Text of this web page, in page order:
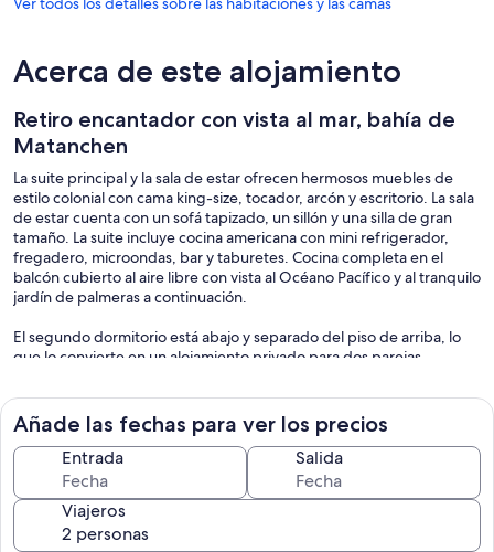
Acerca de este alojamiento
Retiro encantador con vista al mar, bahía de
Matanchen
La suite principal y la sala de estar ofrecen hermosos muebles de
estilo colonial con cama king-size, tocador, arcón y escritorio. La sala
de estar cuenta con un sofá tapizado, un sillón y una silla de gran
tamaño. La suite incluye cocina americana con mini refrigerador,
fregadero, microondas, bar y taburetes. Cocina completa en el
balcón cubierto al aire libre con vista al Océano Pacífico y al tranquilo
jardín de palmeras a continuación.
El segundo dormitorio está abajo y separado del piso de arriba, lo
que lo convierte en un alojamiento privado para dos parejas.
El baño redondo tiene una enorme ducha de azulejos con vista al
mar. Hay una suite separada más pequeña en la planta baja con
acceso a la cocina. La suite de abajo tiene una cama queen size, aire
acondicionado y baño con vista al mar desde la ducha. Tiene su
propio patio con vista al mar y al jardín.
Uno es arrullado para dormir por los sonidos del océano desde las
dos habitaciones. Uno puede relajarse en el gran porche al aire libre
Añade las fechas para ver los precios
Entrada Salida
Viajeros